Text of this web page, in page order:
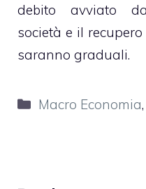
debito avviato
società e il
saranno graduali.
Categorie
Macro Economia,